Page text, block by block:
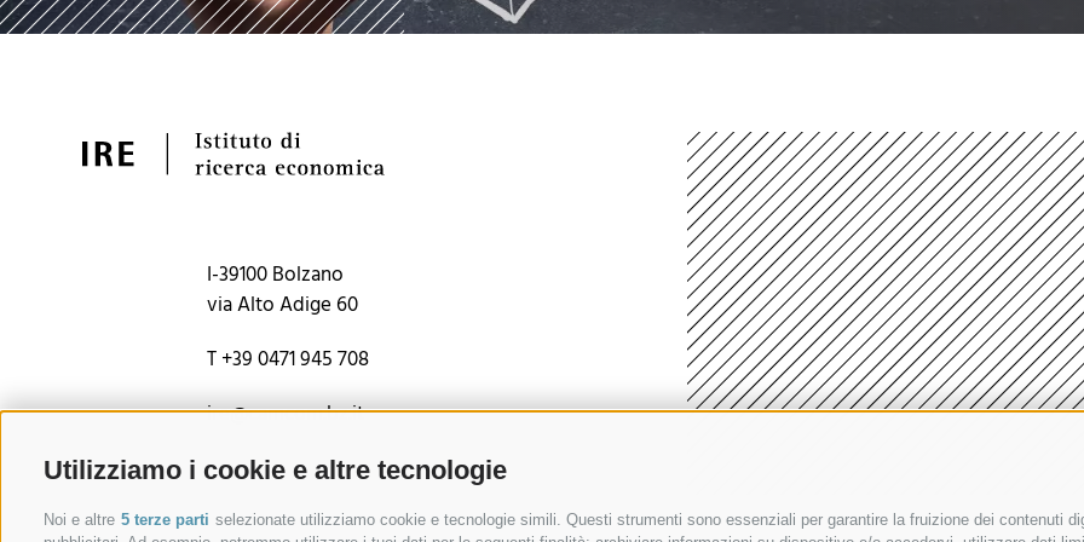
Utilizziamo i cookie e altre tecnologie
Noi e altre 5 terze parti selezionate utilizziamo cookie e tecnologie simili. Questi strumenti sono essenziali per garantire la fruizione dei contenuti
I-39100 Bolzano
via Alto Adige 60
T +39 0471 945 708
ire@camcom.bz.it